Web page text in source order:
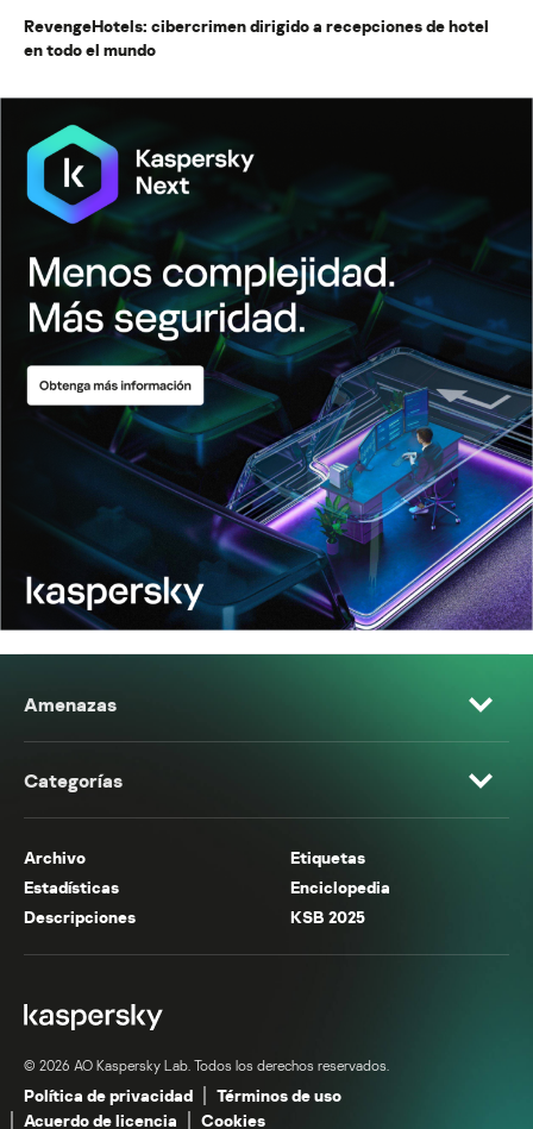
RevengeHotels: cibercrimen dirigido a recepciones de hotel
en todo el mundo
Amenazas
Categorías
Archivo
Etiquetas
Estadísticas
Enciclopedia
Descripciones
KSB 2025
© 2026 AO Kaspersky Lab. Todos los derechos reservados.
Política de privacidad
Términos de uso
Acuerdo de licencia
Cookies